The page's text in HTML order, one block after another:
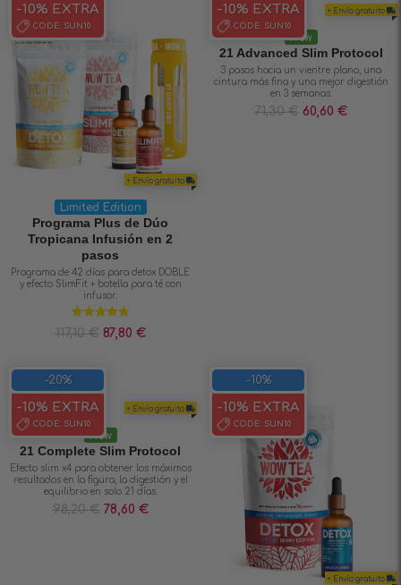
+ Envío gratuito
-10% EXTRA
CODE: SUN10
Limited Edition
Programa Plus de Dúo
Tropicana Infusión en 2
pasos
Programa de 42 días para detox DOBLE
y efecto SlimFit + botella para té con
infusor.
Valorado en
4.75de 5
117,10€ 87,80 €
+ Envío gratuito
-10% EXTRA
CODE: SUN10
New
21 Advanced Slim Protocol
3 pasos hacia un vientre plano, una
cintura más fina y una mejor digestión
en 3 semanas.
71,30€ 60,60 €
+ Envío gratuito
-20%
-10% EXTRA
CODE: SUN10
New
21 Complete Slim Protocol
Efecto slim x4 para obtener los máximos
resultados en la figura, la digestión y el
equilibrio en solo 21 días.
98,20€ 78,60 €
+ Envío gratuito
-10%
-10% EXTRA
CODE: SUN10